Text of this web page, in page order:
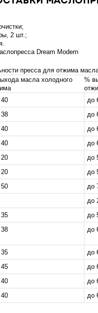
2 шт.;
Dream Modern
пресса для отжима
масла холодного
%
до
до
до
до
до
до
до
до
до
до
до
до
до
до